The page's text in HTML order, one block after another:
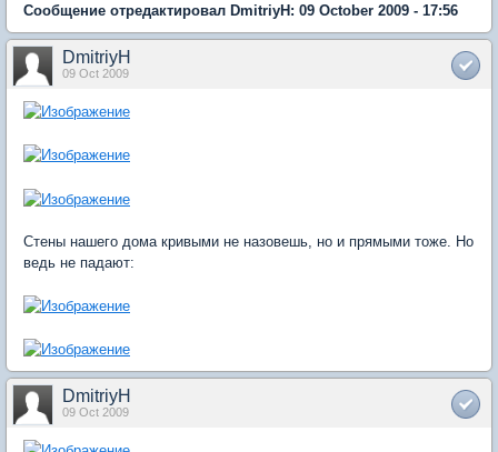
Сообщение отредактировал DmitriyH: 09 October 2009 - 17:56
DmitriyH
09 Oct 2009
Стены нашего дома кривыми не назовешь, но и прямыми тоже. Но
ведь не падают:
DmitriyH
09 Oct 2009